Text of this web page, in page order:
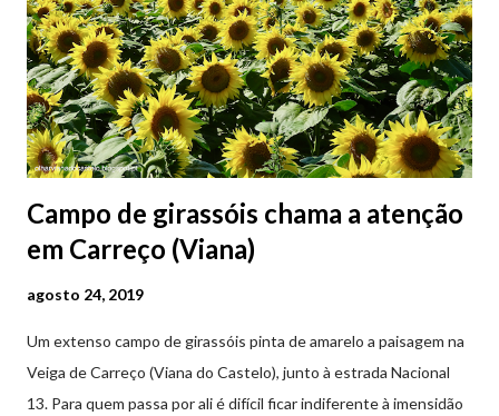
Campo de girassóis chama a atenção
em Carreço (Viana)
agosto 24, 2019
Um extenso campo de girassóis pinta de amarelo a paisagem na
Veiga de Carreço (Viana do Castelo), junto à estrada Nacional
13. Para quem passa por ali é difícil ficar indiferente à imensidão